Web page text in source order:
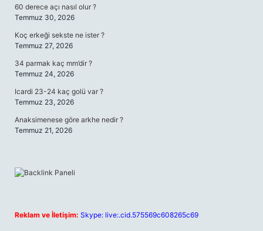
60 derece açı nasıl olur ?
Temmuz 30, 2026
Koç erkeği sekste ne ister ?
Temmuz 27, 2026
34 parmak kaç mm’dir ?
Temmuz 24, 2026
Icardi 23-24 kaç golü var ?
Temmuz 23, 2026
Anaksimenese göre arkhe nedir ?
Temmuz 21, 2026
Reklam ve İletişim: Skype: live:.cid.575569c608265c69